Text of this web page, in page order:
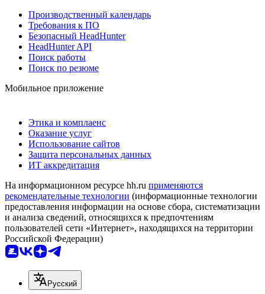
Производственный календарь
Требования к ПО
Безопасный HeadHunter
HeadHunter API
Поиск работы
Поиск по резюме
Мобильное приложение
Этика и комплаенс
Оказание услуг
Использование сайтов
Защита персональных данных
ИТ аккредитация
На информационном ресурсе hh.ru применяются
рекомендательные технологии (информационные технологии
предоставления информации на основе сбора, систематизации
и анализа сведений, относящихся к предпочтениям
пользователей сети «Интернет», находящихся на территории
Российской Федерации)
Русский